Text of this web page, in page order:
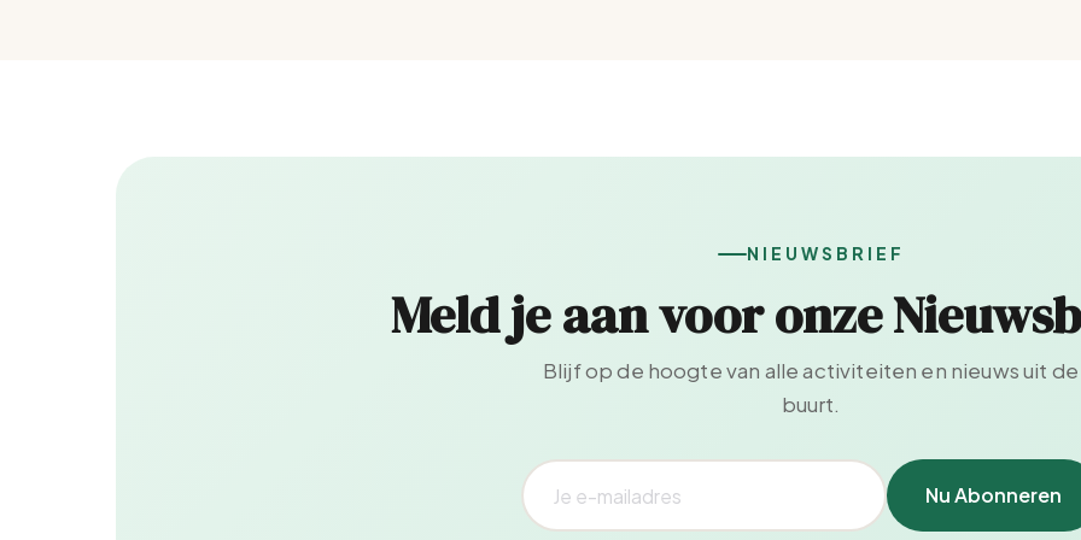
NIEUWSBRIEF
Meld je aan voor onze
Blijf op de hoogte van alle activiteiten en nieuws uit de
buurt.
Nu Abonneren